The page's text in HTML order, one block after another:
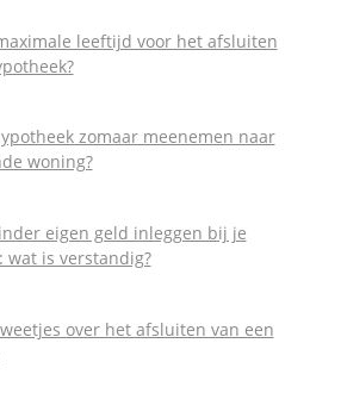
leeftijd voor het afsluiten
zomaar meenemen naar
woning?
eigen geld inleggen bij je
wat is verstandig?
over het afsluiten van een